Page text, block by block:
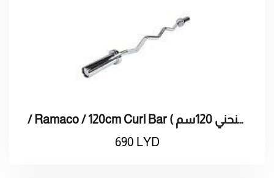
/ Ramaco / 120cm Curl Bar ( بار راماكو منحني 120سم)
690 LYD